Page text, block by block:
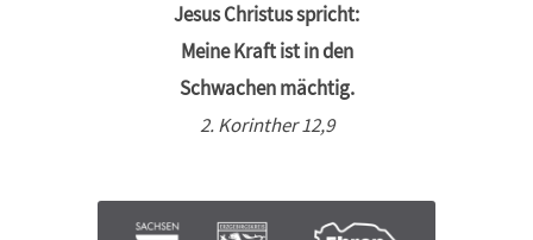
Jesus Christus spricht:
Meine Kraft ist in den
Schwachen mächtig.
2. Korinther 12,9